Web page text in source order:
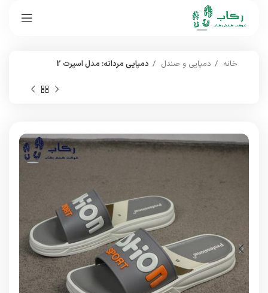
خانه دمپایی و صندل دمپایی مردانه: مدل اسپرت 2